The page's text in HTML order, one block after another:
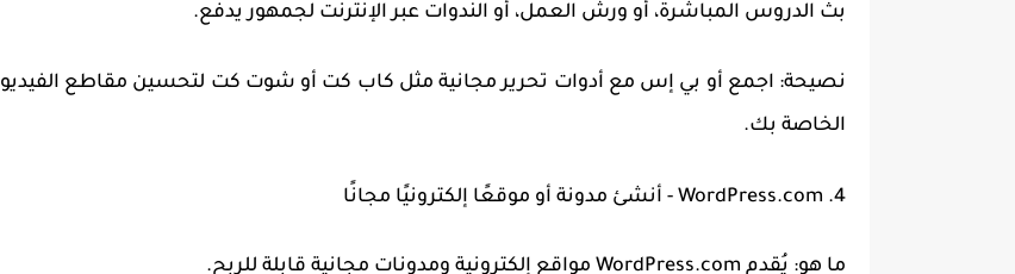
بث الدروس المباشرة، أو ورش العمل، أو الندوات عبر الإنترنت لجمهور يدفع.
نصيحة: اجمع أو بي إس مع أدوات تحرير مجانية مثل كاب كت أو شوت كت لتحسين مقاطع الفيديو
الخاصة بك.
4. WordPress.com - أنشئ مدونة أو موقعًا إلكترونيًا مجانًا
ما هو: يُقدم WordPress.com مواقع إلكترونية ومدونات مجانية قابلة للربح.